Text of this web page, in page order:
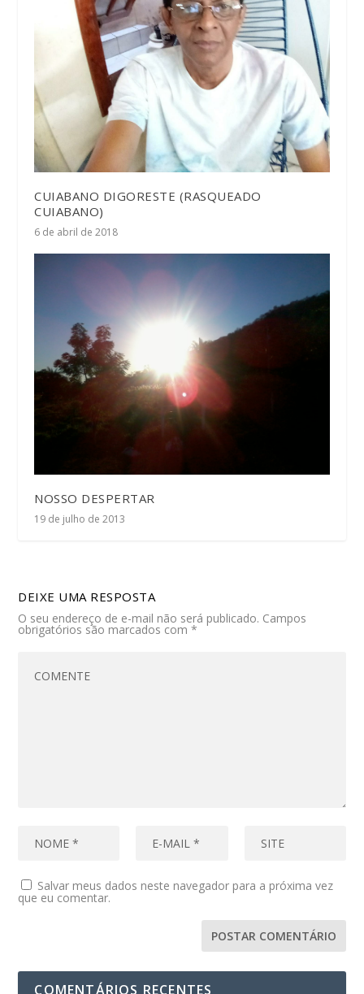
CUIABANO DIGORESTE (RASQUEADO
CUIABANO)
6 de abril de 2018
NOSSO DESPERTAR
19 de julho de 2013
DEIXE UMA RESPOSTA
O seu endereço de e-mail não será publicado. Campos
obrigatórios são marcados com*
Salvar meus dados neste navegador para a próxima vez
que eu comentar.
COMENTÁRIOS RECENTES